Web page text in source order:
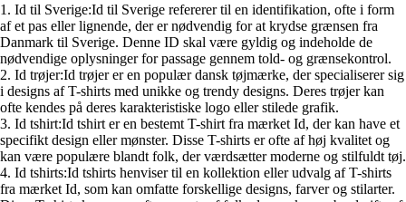
1. Id til Sverige:Id til Sverige refererer til en identifikation, ofte i form
af et pas eller lignende, der er nødvendig for at krydse grænsen fra
Danmark til Sverige. Denne ID skal være gyldig og indeholde de
nødvendige oplysninger for passage gennem told- og grænsekontrol.
2. Id trøjer:Id trøjer er en populær dansk tøjmærke, der specialiserer sig
i designs af T-shirts med unikke og trendy designs. Deres trøjer kan
ofte kendes på deres karakteristiske logo eller stilede grafik.
3. Id tshirt:Id tshirt er en bestemt T-shirt fra mærket Id, der kan have et
specifikt design eller mønster. Disse T-shirts er ofte af høj kvalitet og
kan være populære blandt folk, der værdsætter moderne og stilfuldt tøj.
4. Id tshirts:Id tshirts henviser til en kollektion eller udvalg af T-shirts
fra mærket Id, som kan omfatte forskellige designs, farver og stilarter.